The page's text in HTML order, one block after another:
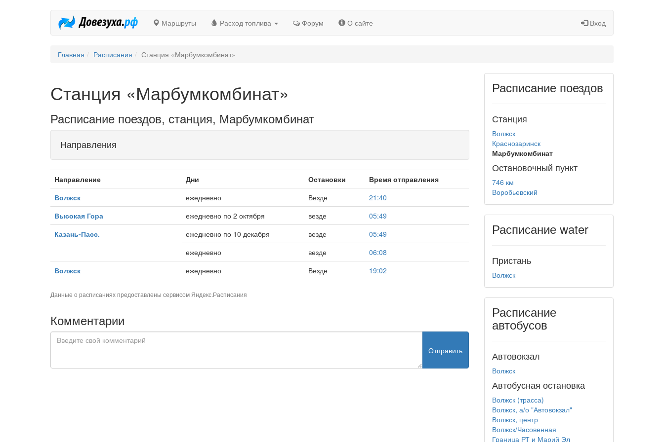
Маршруты Расход топлива Форум О сайте Вход
Главная Расписания Станция «Марбумкомбинат»
Станция «Марбумкомбинат»
Расписание поездов, станция, Марбумкомбинат
Направления
Направление Дни Остановки
Время отправления
Волжск
ежедневно Везде
21:40
Высокая Гора
ежедневно по 2 октября везде
05:49
Казань-Пасс.
ежедневно по 10 декабря везде
05:49
ежедневно
везде
06:08
Волжск
ежедневно Везде 19:02
Данные о расписаниях предоставлены сервисом Яндекс.Расписания
Комментарии
Отправить
Расписание поездов
Станция
Волжск
Краснозаринск
Марбумкомбинат
Остановочный пункт
746 км
Воробьевский
Расписание water
Пристань
Волжск
Расписание
автобусов
Автовокзал
Волжск
Автобусная остановка
Волжск (трасса)
Волжск, а/о "Автовокзал"
Волжск, центр
Волжск/Часовенная
Граница РТ и Марий Эл